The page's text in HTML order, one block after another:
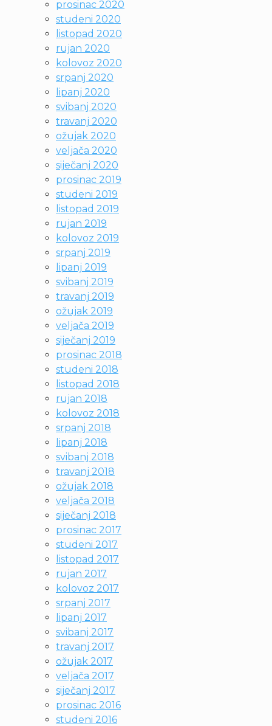
prosinac 2020
studeni 2020
listopad 2020
rujan 2020
kolovoz 2020
srpanj 2020
lipanj 2020
svibanj 2020
travanj 2020
ožujak 2020
veljača 2020
siječanj 2020
prosinac 2019
studeni 2019
listopad 2019
rujan 2019
kolovoz 2019
srpanj 2019
lipanj 2019
svibanj 2019
travanj 2019
ožujak 2019
veljača 2019
siječanj 2019
prosinac 2018
studeni 2018
listopad 2018
rujan 2018
kolovoz 2018
srpanj 2018
lipanj 2018
svibanj 2018
travanj 2018
ožujak 2018
veljača 2018
siječanj 2018
prosinac 2017
studeni 2017
listopad 2017
rujan 2017
kolovoz 2017
srpanj 2017
lipanj 2017
svibanj 2017
travanj 2017
ožujak 2017
veljača 2017
siječanj 2017
prosinac 2016
studeni 2016